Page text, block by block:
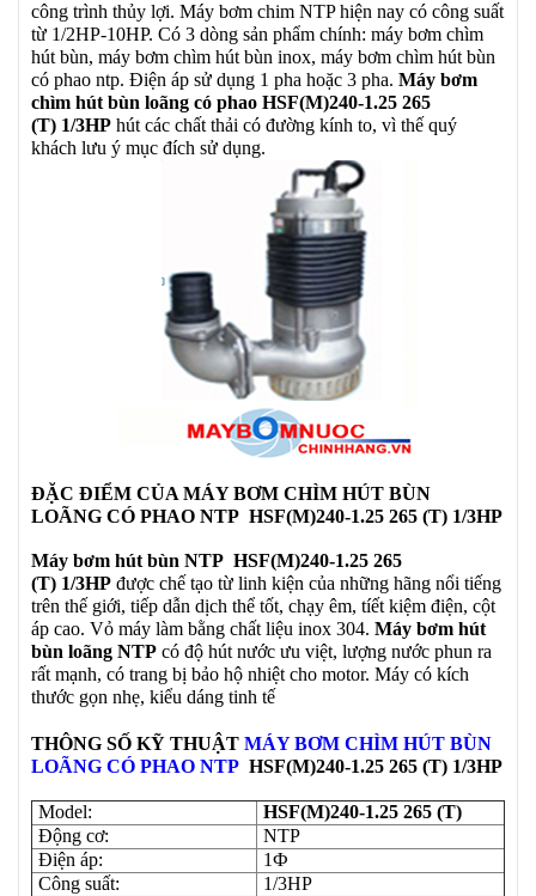
công trình thủy lợi. Máy bơm chim NTP hiện nay có công suất
từ 1/2HP-10HP. Có 3 dòng sản phẩm chính: máy bơm chìm
hút bùn, máy bơm chìm hút bùn inox, máy bơm chìm hút bùn
có phao ntp. Điện áp sử dụng 1 pha hoặc 3 pha. Máy bơm
chìm hút bùn loãng có phao HSF(M)240-1.25 265
(T) 1/3HP hút các chất thải có đường kính to, vì thế quý
khách lưu ý mục đích sử dụng.
ĐẶC ĐIỂM CỦA MÁY BƠM CHÌM HÚT BÙN
LOÃNG CÓ PHAO NTP HSF(M)240-1.25 265 (T) 1/3HP
Máy bơm hút bùn NTP HSF(M)240-1.25 265
(T) 1/3HP được chế tạo từ linh kiện của những hãng nổi tiếng
trên thế giới, tiếp dẫn dịch thể tốt, chạy êm, tíết kiệm điện, cột
áp cao. Vỏ máy làm bằng chất liệu inox 304. Máy bơm hút
bùn loãng NTP có độ hút nước ưu việt, lượng nước phun ra
rất mạnh, có trang bị bảo hộ nhiệt cho motor. Máy có kích
thước gọn nhẹ, kiểu dáng tinh tế
THÔNG SỐ KỸ THUẬT MÁY BƠM CHÌM HÚT BÙN
LOÃNG CÓ PHAO NTP HSF(M)240-1.25 265 (T) 1/3HP
Model:
HSF(M)240-1.25 265 (T)
Động cơ:
NTP
Điện áp:
1Ф
Công suất:
1/3HP